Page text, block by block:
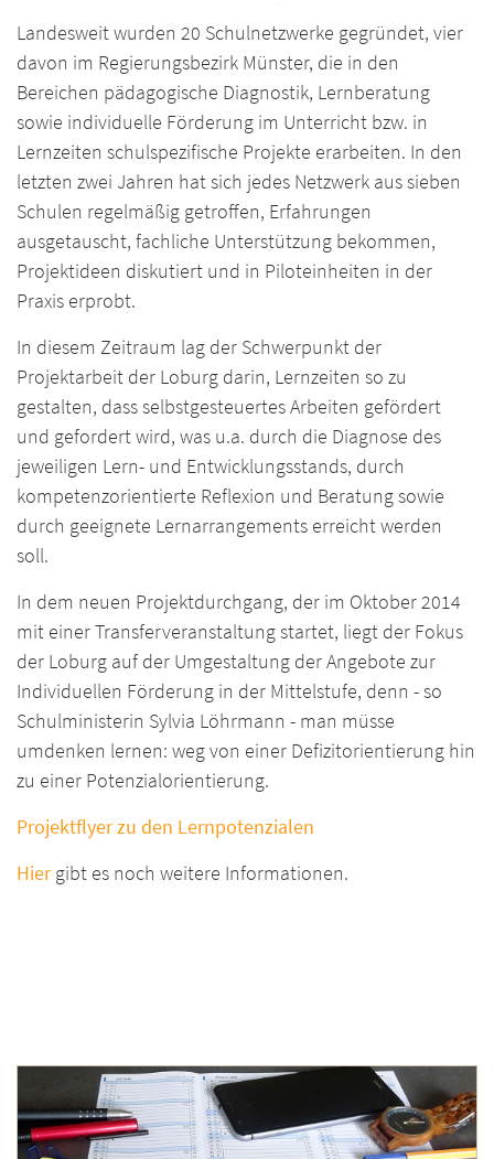
Landesweit wurden 20 Schulnetzwerke gegründet, vier
davon im Regierungsbezirk Münster, die in den
Bereichen pädagogische Diagnostik, Lernberatung
sowie individuelle Förderung im Unterricht bzw. in
Lernzeiten schulspezifische Projekte erarbeiten. In den
letzten zwei Jahren hat sich jedes Netzwerk aus sieben
Schulen regelmäßig getroffen, Erfahrungen
ausgetauscht, fachliche Unterstützung bekommen,
Projektideen diskutiert und in Piloteinheiten in der
Praxis erprobt.
In diesem Zeitraum lag der Schwerpunkt der
Projektarbeit der Loburg darin, Lernzeiten so zu
gestalten, dass selbstgesteuertes Arbeiten gefördert
und gefordert wird, was u.a. durch die Diagnose des
jeweiligen Lern- und Entwicklungsstands, durch
kompetenzorientierte Reflexion und Beratung sowie
durch geeignete Lernarrangements erreicht werden
soll.
In dem neuen Projektdurchgang, der im Oktober 2014
mit einer Transferveranstaltung startet, liegt der Fokus
der Loburg auf der Umgestaltung der Angebote zur
Individuellen Förderung in der Mittelstufe, denn - so
Schulministerin Sylvia Löhrmann - man müsse
umdenken lernen: weg von einer Defizitorientierung hin
zu einer Potenzialorientierung.
Projektflyer zu den Lernpotenzialen
Hiergibt es noch weitere Informationen.